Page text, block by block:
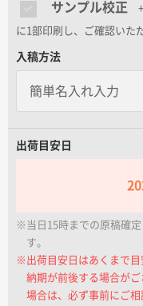
名入れグループサイト
サンプル校正
に1部印刷し、ご確認いた
入稿方法
出荷目安日
※当日15時までの原稿確
す。
※出荷目安日はあくまで目
納期が前後する場合が
場合は、必ず事前にご相